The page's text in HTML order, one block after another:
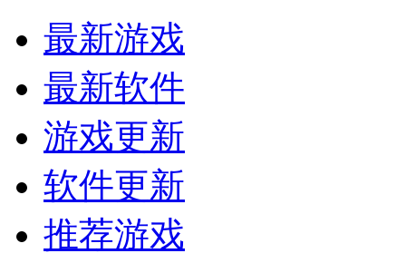
最新游戏
最新软件
游戏更新
软件更新
推荐游戏